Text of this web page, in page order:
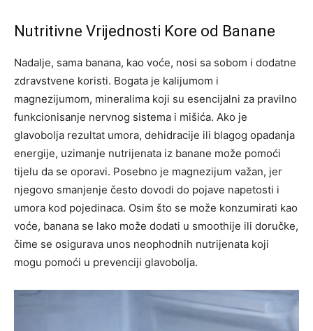
Nutritivne Vrijednosti Kore od Banane
Nadalje, sama banana, kao voće, nosi sa sobom i dodatne
zdravstvene koristi. Bogata je kalijumom i
magnezijumom, mineralima koji su esencijalni za pravilno
funkcionisanje nervnog sistema i mišića. Ako je
glavobolja rezultat umora, dehidracije ili blagog opadanja
energije, uzimanje nutrijenata iz banane može pomoći
tijelu da se oporavi. Posebno je magnezijum važan, jer
njegovo smanjenje često dovodi do pojave napetosti i
umora kod pojedinaca. Osim što se može konzumirati kao
voće, banana se lako može dodati u smoothije ili doručke,
čime se osigurava unos neophodnih nutrijenata koji
mogu pomoći u prevenciji glavobolja.